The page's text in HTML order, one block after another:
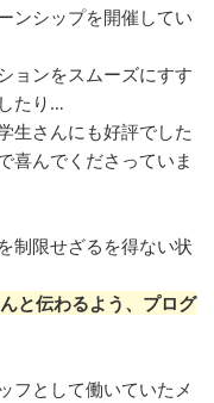
ンシップを開催してい
ョンをスムーズにすす
たり…
生さんにも好評でした
喜んでくださっていま
制限せざるを得ない状
と伝わるよう、プログ
フとして働いていたメ